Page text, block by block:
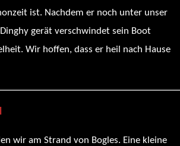
ist. Nachdem er noch unter unser
gerät verschwindet sein Boot
Wir hoffen, dass er heil nach Hause
wir am Strand von Bogles. Eine kleine